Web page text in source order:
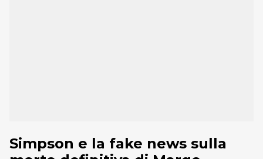
Simpson e la fake news sulla